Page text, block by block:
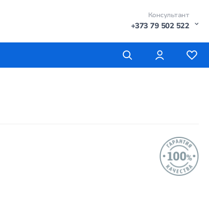
Консультант
+373 79 502 522